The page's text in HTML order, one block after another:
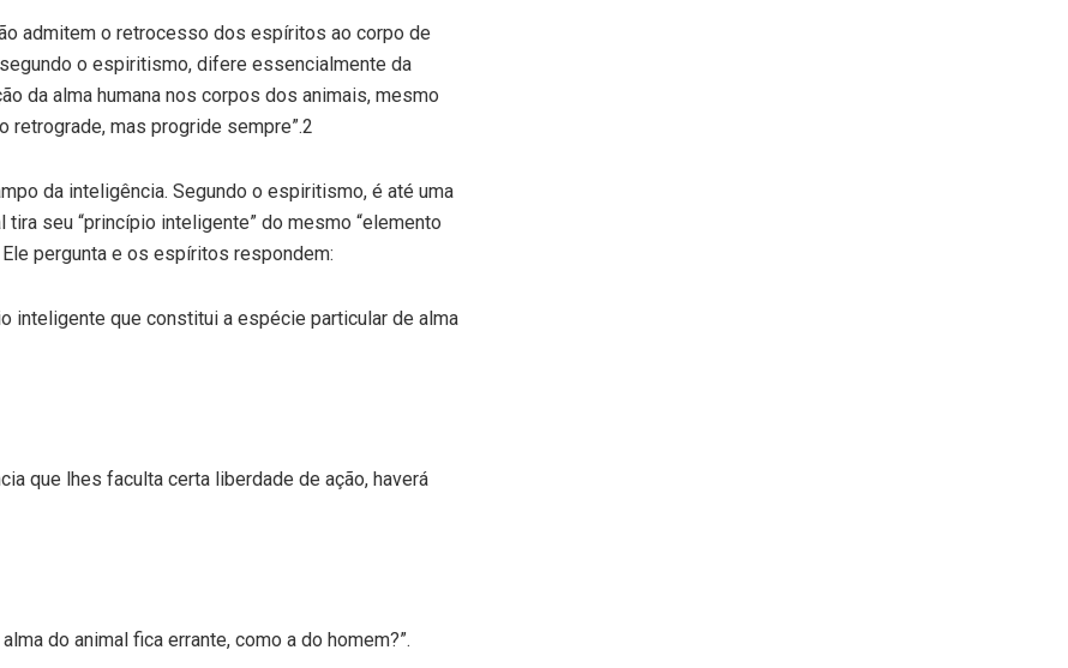
admitem o retrocesso dos espíritos ao corpo de
o espiritismo, difere essencialmente da
da alma humana nos corpos dos animais, mesmo
retrograde, mas progride sempre”.2
da inteligência. Segundo o espiritismo, é até uma
seu “princípio inteligente” do mesmo “elemento
pergunta e os espíritos respondem:
inteligente que constitui a espécie particular de alma
que lhes faculta certa liberdade de ação, haverá
do animal fica errante, como a do homem?”.